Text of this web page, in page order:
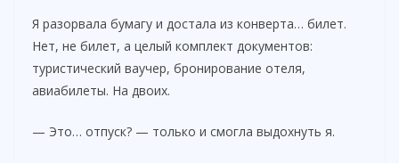
Я разорвала бумагу и достала из конверта… билет.
Нет, не билет, а целый комплект документов:
туристический ваучер, бронирование отеля,
авиабилеты. На двоих.
— Это… отпуск? — только и смогла выдохнуть я.